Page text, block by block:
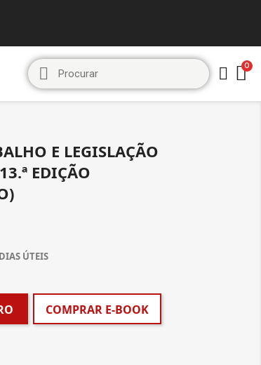
E LEGISLAÇÃO
EDIÇÃO
ÚTEIS
COMPRAR E-BOOK